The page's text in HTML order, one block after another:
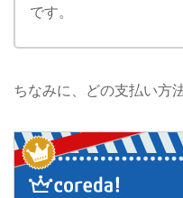
です。
ちなみに、どの支払い方